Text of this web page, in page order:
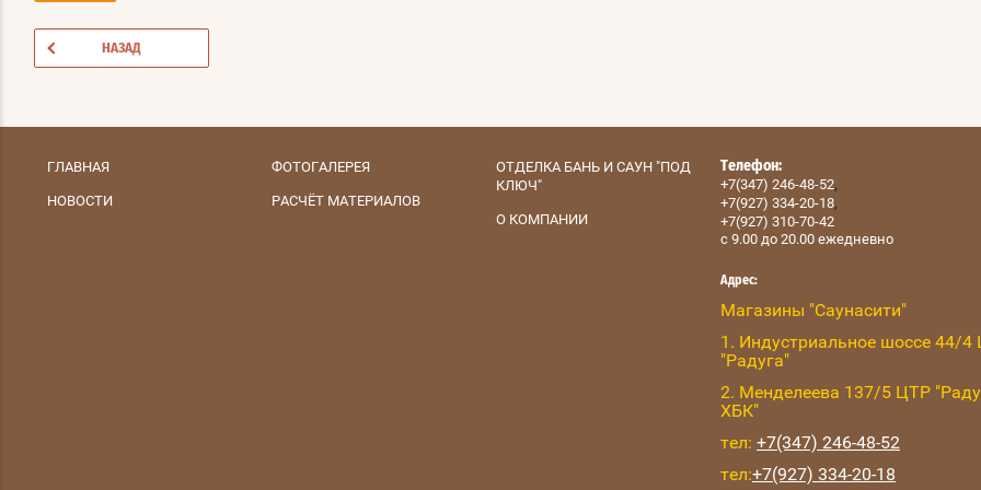
НАЗАД
ГЛАВНАЯ
НОВОСТИ
ФОТОГАЛЕРЕЯ
РАСЧЁТ МАТЕРИАЛОВ
ОТДЕЛКА БАНЬ И САУН "ПОД
КЛЮЧ"
О КОМПАНИИ
Телефон:
+7(347) 246-48-52,
+7(927) 334-20-18,
+7(927) 310-70-42
с 9.00 до 20.00 ежедневно
Адрес:
Магазины "Саунасити"
1. Индустриальное шоссе 44/4
"Радуга"
2. Менделеева 137/5 ЦТР
ХБК"
тел: +7(347) 246-48-52
тел:+7(927) 334-20-18